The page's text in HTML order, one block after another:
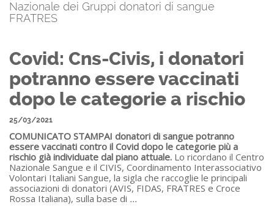
Nazionale dei Gruppi donatori di sangue
FRATRES
Covid: Cns-Civis, i donatori
potranno essere vaccinati
dopo le categorie a rischio
25/03/2021
COMUNICATO STAMPAI donatori di sangue potranno
essere vaccinati contro il Covid dopo le categorie più a
rischio già individuate dal piano attuale. Lo ricordano il Centro
Nazionale Sangue e il CIVIS, Coordinamento Interassociativo
Volontari Italiani Sangue, la sigla che raccoglie le principali
associazioni di donatori (AVIS, FIDAS, FRATRES e Croce
Rossa Italiana), sulla base di ...